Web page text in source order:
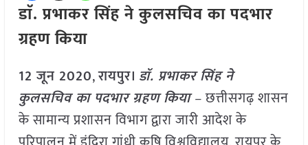
डाॅ. प्रभाकर सिंह ने कुलसचिव का पदभार
ग्रहण किया
12 जून 2020,रायपुर। डाॅ. प्रभाकर सिंह ने
कुलसचिव का पदभार ग्रहण किया–छत्तीसगढ़ शासन
के सामान्य प्रशासन विभाग द्वारा जारी आदेश के